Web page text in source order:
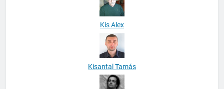
Kis Alex
Kisantal Tamás